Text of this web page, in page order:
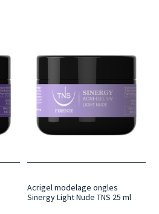
Acrigel modelage ongles
Sinergy Light Nude TNS 25 ml